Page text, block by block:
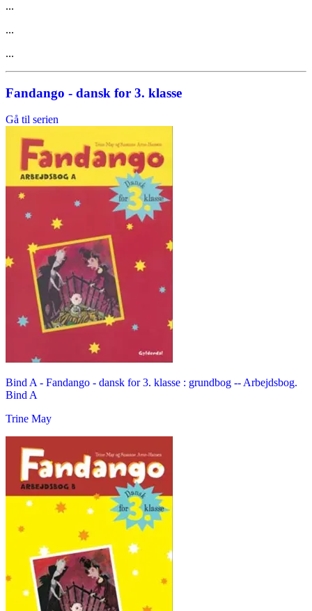
...
...
...
Fandango - dansk for 3. klasse
Gå til serien
Bind A - Fandango - dansk for 3. klasse : grundbog -- Arbejdsbog.
Bind A
Trine May